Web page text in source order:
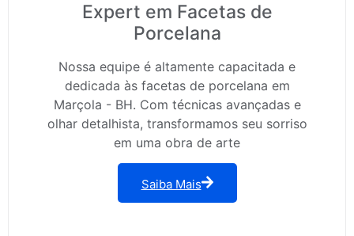
Expert em Facetas de
Porcelana
Nossa equipe é altamente capacitada e
dedicada às facetas de porcelana em
Marçola - BH. Com técnicas avançadas e
olhar detalhista, transformamos seu sorriso
em uma obra de arte
Saiba Mais